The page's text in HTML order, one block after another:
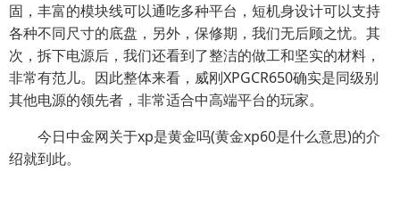
固，丰富的模块线可以通吃多种平台，短机身设计可以支持
各种不同尺寸的底盘，另外，保修期，我们无后顾之忧。其
次，拆下电源后，我们还看到了整洁的做工和坚实的材料，
非常有范儿。因此整体来看，威刚XPGCR650确实是同级别
其他电源的领先者，非常适合中高端平台的玩家。
今日中金网关于xp是黄金吗(黄金xp60是什么意思)的介
绍就到此。